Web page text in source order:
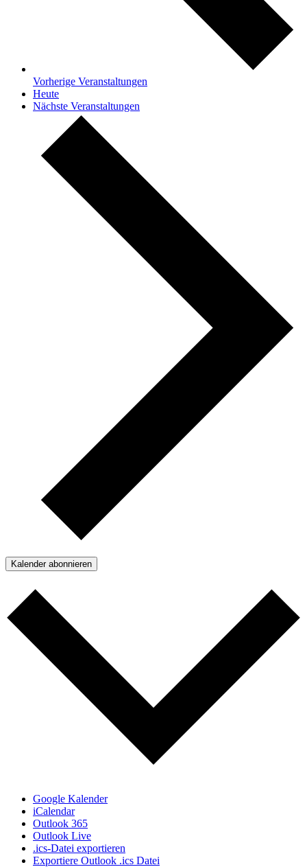
Vorherige Veranstaltungen
Heute
Nächste Veranstaltungen
Kalender abonnieren
Google Kalender
iCalendar
Outlook 365
Outlook Live
.ics-Datei exportieren
Exportiere Outlook .ics Datei